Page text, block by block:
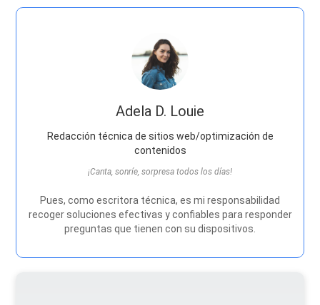
Adela D. Louie
Redacción técnica de sitios web/optimización de
contenidos
¡Canta, sonríe, sorpresa todos los días!
Pues, como escritora técnica, es mi responsabilidad
recoger soluciones efectivas y confiables para responder
preguntas que tienen con su dispositivos.